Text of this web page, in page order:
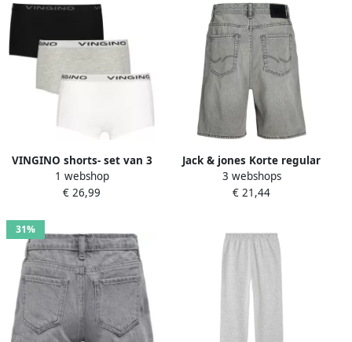
VINGINO shorts- set van 3
grijs melange zwart wit Slip
Meisjes Stretchkatoen 122
1 webshop
€ 26,99
Jack & jones Korte regular
fit jeans in 5-pocketmodel
model 'TONY'
3 webshops
€ 21,44
31%